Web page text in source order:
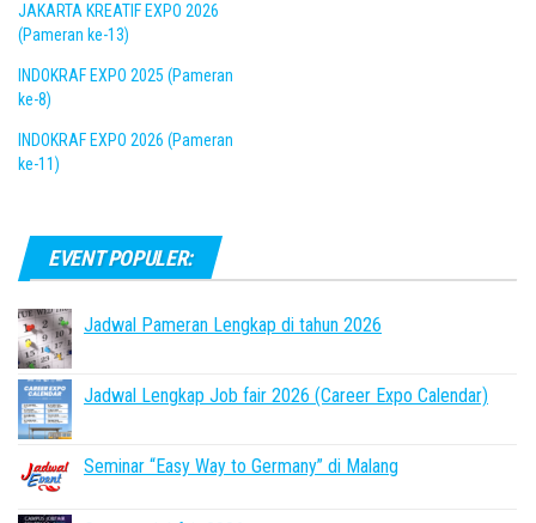
JAKARTA KREATIF EXPO 2026
(Pameran ke-13)
INDOKRAF EXPO 2025 (Pameran
ke-8)
INDOKRAF EXPO 2026 (Pameran
ke-11)
EVENT POPULER:
Jadwal Pameran Lengkap di tahun 2026
Jadwal Lengkap Job fair 2026 (Career Expo Calendar)
Seminar “Easy Way to Germany” di Malang